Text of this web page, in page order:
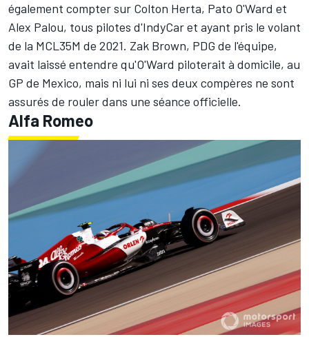
également compter sur Colton Herta, Pato O'Ward et
Alex Palou, tous pilotes d'IndyCar et ayant pris le volant
de la MCL35M de 2021. Zak Brown, PDG de l'équipe,
avait laissé entendre qu'O'Ward piloterait à domicile, au
GP de Mexico, mais ni lui ni ses deux compères ne sont
assurés de rouler dans une séance officielle.
Alfa Romeo